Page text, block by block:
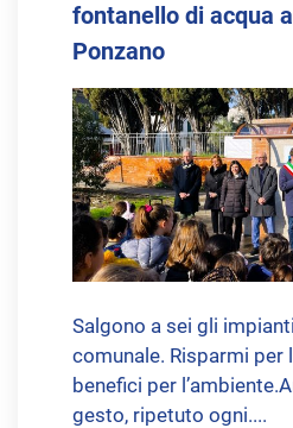
fontanello di acqua
Ponzano
Salgono a sei gli
comunale. Risparmi per
benefici per
gesto, ripetuto ogni....